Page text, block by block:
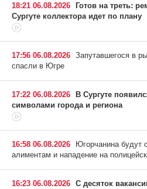
18:21 06.08.2026 Готов на треть:
Сургуте коллектора идет по плану
17:56 06.08.2026 Запутавшегося в
спасли в Югре
17:22 06.08.2026 В Сургуте
символами города и региона
16:58 06.08.2026
Югорчанина будут
алиментам и нападение на
16:23 06.08.2026 С десяток